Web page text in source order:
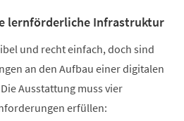
lernförderliche Infrastruktur
und recht einfach, doch sind
an den Aufbau einer digitalen
Ausstattung muss vier
erfüllen: